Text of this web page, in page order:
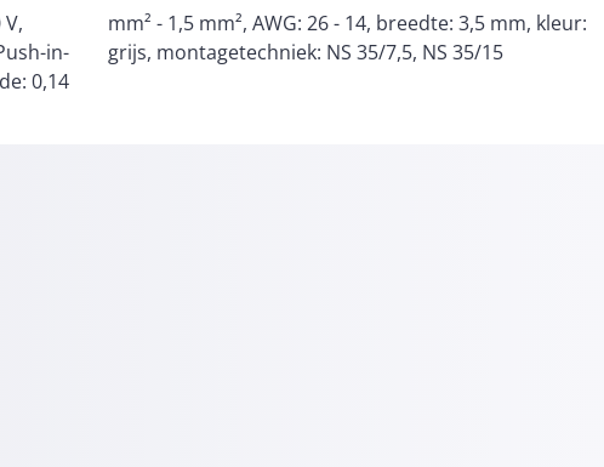
in-
0,14
grijs, montagetechniek: NS 35/7,5, NS 35/15